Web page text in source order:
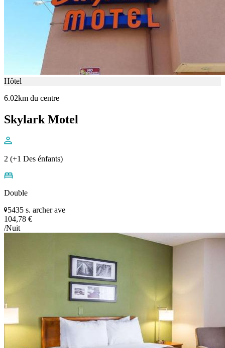
Hôtel
6.02km du centre
Skylark Motel
2 (+1 Des énfants)
Double
5435 s. archer ave
104,78 €
/Nuit